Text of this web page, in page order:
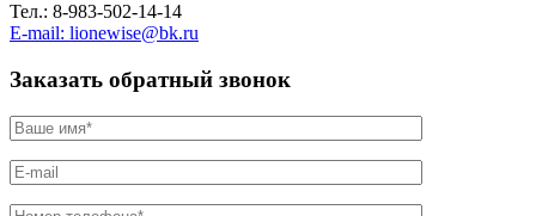
Тел.: 8-983-502-14-14
E-mail: lionewise@bk.ru
Заказать обратный звонок